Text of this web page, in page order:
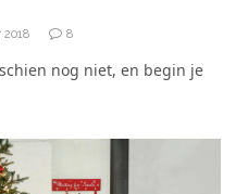
8
nog niet, en begin je